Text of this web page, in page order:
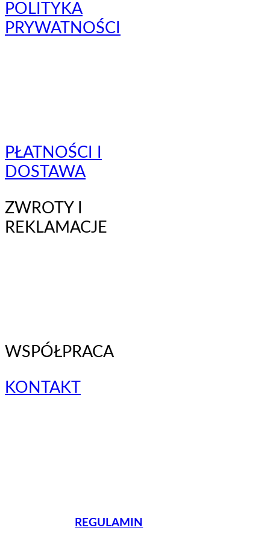
POLITYKA
PRYWATNOŚCI
PŁATNOŚCI I
DOSTAWA
ZWROTY I
REKLAMACJE
WSPÓŁPRACA
KONTAKT
REGULAMIN